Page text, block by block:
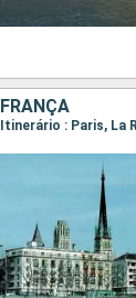
FRANÇA
Itinerário : Paris, La